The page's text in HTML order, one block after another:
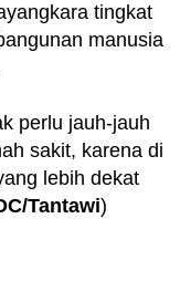
tingkat
manusia
perlu jauh-jauh
sakit, karena di
lebih dekat
Tantawi)